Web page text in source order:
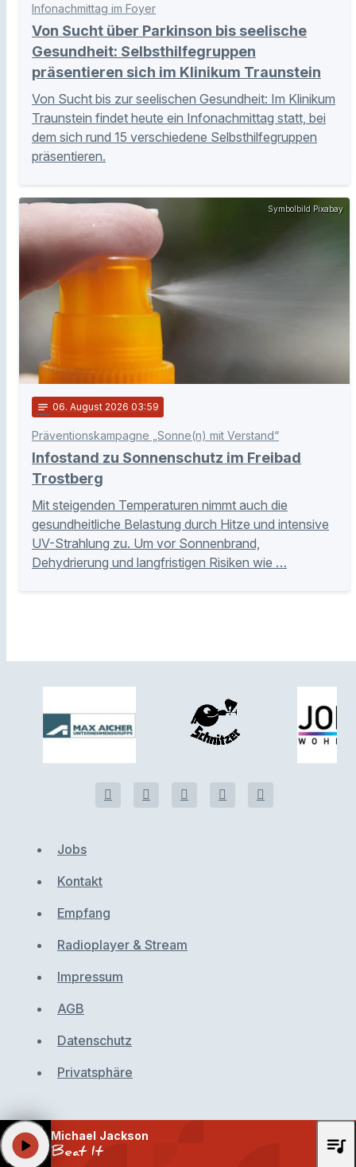
Infonachmittag im Foyer
Von Sucht über Parkinson bis seelische
Gesundheit: Selbsthilfegruppen
präsentieren sich im Klinikum Traunstein
Von Sucht bis zur seelischen Gesundheit: Im Klinikum
Traunstein findet heute ein Infonachmittag statt, bei
dem sich rund 15 verschiedene Selbsthilfegruppen
präsentieren.
Symbolbild Pixabay
notes 06. August 2026 03:59
Präventionskampagne „Sonne(n) mit Verstand“
Infostand zu Sonnenschutz im Freibad
Trostberg
Mit steigenden Temperaturen nimmt auch die
gesundheitliche Belastung durch Hitze und intensive
UV-Strahlung zu. Um vor Sonnenbrand,
Dehydrierung und langfristigen Risiken wie …
Jobs
Kontakt
Empfang
Radioplayer & Stream
Impressum
AGB
Datenschutz
Privatsphäre
Michael Jackson
Beat It
play_arrow queue_music